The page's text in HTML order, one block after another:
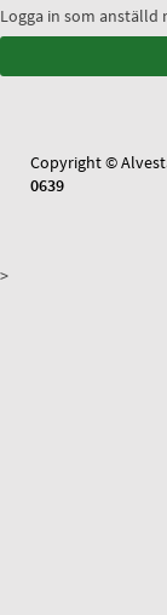
Logga in som
Copyright ©
0639
>